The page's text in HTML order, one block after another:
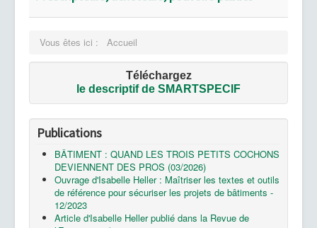
Vous êtes ici : Accueil
Téléchargez
le descriptif de SMARTSPECIF
Publications
BÂTIMENT : QUAND LES TROIS PETITS COCHONS
DEVIENNENT DES PROS (03/2026)
Ouvrage d'Isabelle Heller : Maîtriser les textes et outils
de référence pour sécuriser les projets de bâtiments -
12/2023
Article d'Isabelle Heller publié dans la Revue de